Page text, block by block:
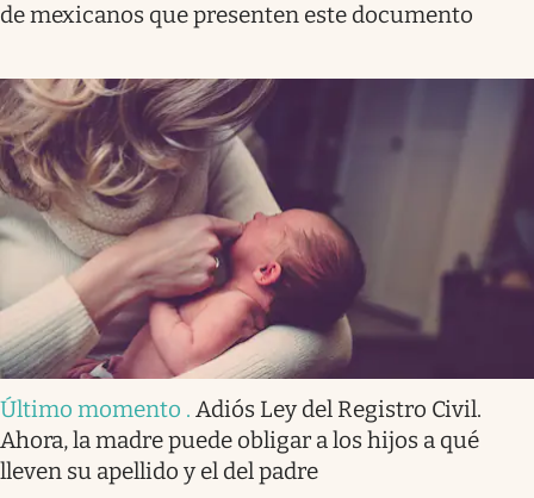
de mexicanos que presenten este documento
Último momento . Adiós Ley del Registro Civil.
Ahora, la madre puede obligar a los hijos a qué
lleven su apellido y el del padre